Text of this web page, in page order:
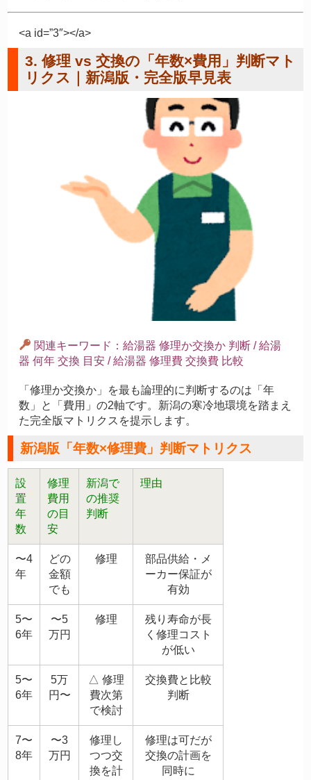
<a id=”3″></a>
3. 修理 vs 交換の「年数×費用」判断マト
リクス｜新潟版・完全版早見表
関連キーワード：給湯器 修理か交換か 判断 / 給湯
器 何年 交換 目安 / 給湯器 修理費 交換費 比較
「修理か交換か」を最も論理的に判断するのは「年
数」と「費用」の2軸です。新潟の寒冷地環境を踏まえ
た完全版マトリクスを提示します。
新潟版「年数×修理費」判断マトリクス
設
置
年
数
修理
費用
の目
安
新潟で
の推奨
判断
理由
〜4
年
どの
金額
でも
修理
部品供給・メ
ーカー保証が
有効
5〜
6年
〜5
万円
修理
残り寿命が長
く修理コスト
が低い
5〜
6年
5万
円〜
△ 修理
費次第
で検討
交換費と比較
判断
7〜
8年
〜3
万円
修理し
つつ交
換を計
修理は可だが
交換の計画を
同時に